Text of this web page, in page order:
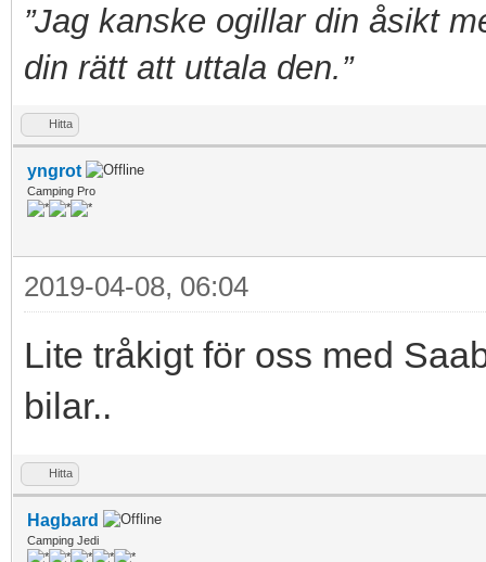
”Jag kanske ogillar din åsikt
din rätt att uttala den.”
Hitta
yngrot
Camping Pro
2019-04-08, 06:04
Lite tråkigt för oss med
bilar..
Hitta
Hagbard
Camping Jedi